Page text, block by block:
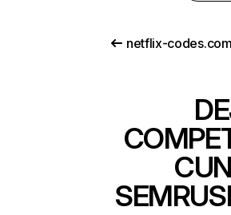
netflix-codes.com